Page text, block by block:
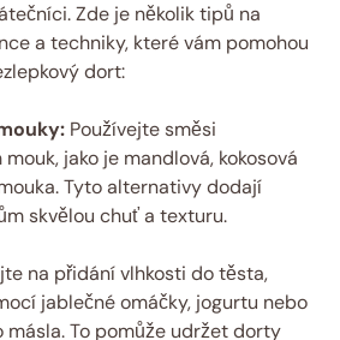
Zde je několik tipů ‌na
a techniky, které vám pomohou
⁢dort:
Používejte⁣ směsi
⁤jako je mandlová, ‍kokosová
Tyto alternativy dodají
skvělou ​chuť a texturu.
na přidání‍ vlhkosti ‍do těsta,⁢
jablečné omáčky,⁣ jogurtu nebo
másla. To pomůže udržet ​dorty